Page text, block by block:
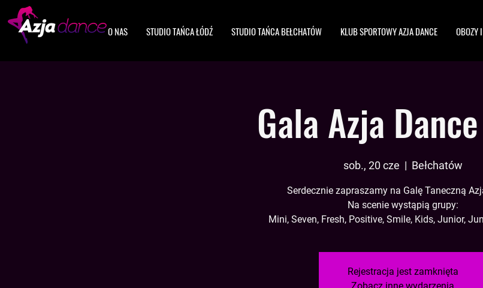
O NAS STUDIO TAŃCA ŁÓDŹ STUDIO TAŃCA BEŁCHATÓW KLUB SPORTOWY AZJA DANCE OBOZY
Gala Azja
sob., 20 cze
  |
Bełchatów
Serdecznie zapraszamy na Galę Taneczną
Na scenie wystąpią grupy:
Mini, Seven, Fresh, Positive, Smile, Kids, Junior,
Rejestracja jest zamknięta
Zobacz inne wydarzenia